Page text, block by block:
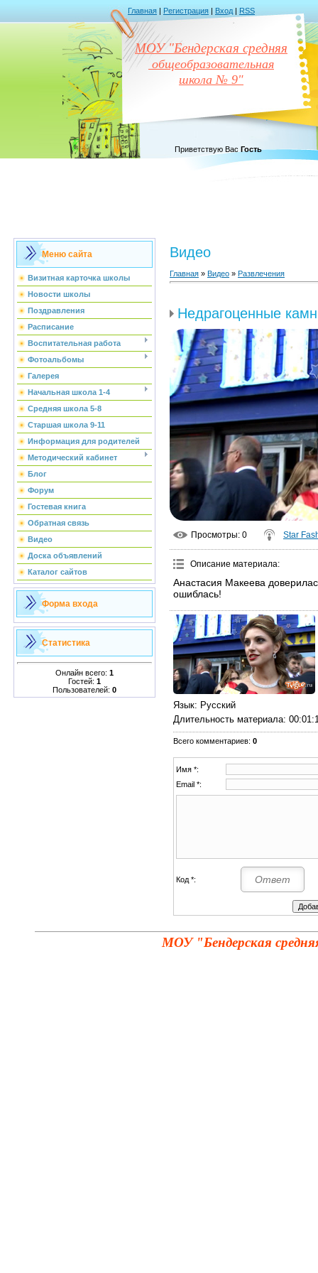
Главная | Регистрация | Вход | RSS
МОУ "Бендерская средняя
общеобразовательная
школа № 9"
Приветствую Вас Гость
Меню сайта
Визитная карточка школы
Новости школы
Поздравления
Расписание
Воспитательная работа
Фотоальбомы
Галерея
Начальная школа 1-4
Средняя школа 5-8
Старшая школа 9-11
Информация для родителей
Методический кабинет
Блог
Форум
Гостевая книга
Обратная связь
Видео
Доска объявлений
Каталог сайтов
Форма входа
Статистика
Онлайн всего: 1
Гостей: 1
Пользователей: 0
Видео
Главная » Видео » Развлечения
Недрагоценные
Просмотры: 0 Star
Описание материала:
Анастасия Макеева
ошиблась!
Язык: Русский
Длительность материала:
Всего комментариев: 0
Имя *:
Email *:
Код *:
МОУ "Бендерская